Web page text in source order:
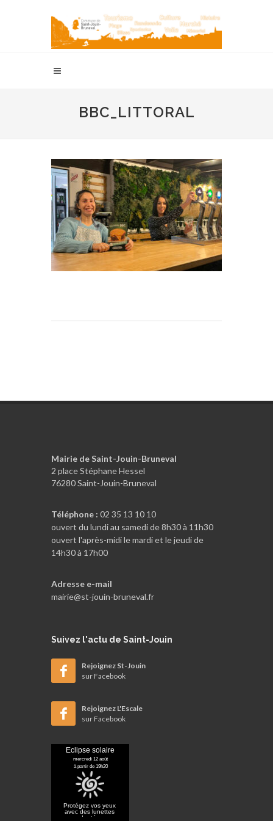
BBC_LITTORAL
Mairie de Saint-Jouin-Bruneval
2 place Stéphane Hessel
76280 Saint-Jouin-Bruneval
Téléphone : 02 35 13 10 10
ouvert du lundi au samedi de 8h30 à 11h30
ouvert l'après-midi le mardi et le jeudi de
14h30 à 17h00
Adresse e-mail
mairie@st-jouin-bruneval.fr
Suivez l'actu de Saint-Jouin
Rejoignez St-Jouin
sur Facebook
Rejoignez L'Escale
sur Facebook